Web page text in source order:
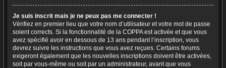
Je suis inscrit mais je ne peux pas me connecter !
Vérifiez en premier lieu que votre nom d’utilisateur et votre mot de passe
soient corrects. Si la fonctionnalité de la COPPA est activée et que vous
avez spécifié avoir en dessous de 13 ans pendant l’inscription, vous
devrez suivre les instructions que vous avez reçues. Certains forums
exigeront également que les nouvelles inscriptions doivent être activées,
soit par vous-même ou soit par un administrateur, avant que vous